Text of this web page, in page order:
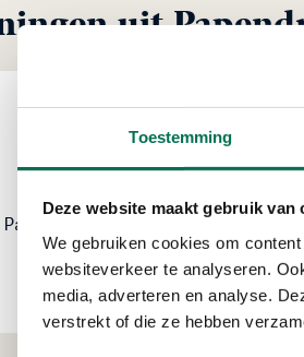
Toestemming
Deze website maakt gebruik van
We gebruiken cookies om
websiteverkeer te analyseren.
media, adverteren en analyse.
verstrekt of die ze hebben
uit